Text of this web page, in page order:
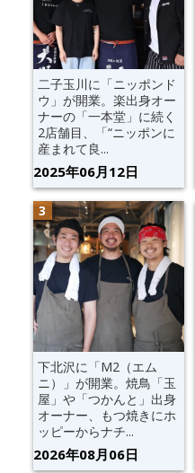
二子玉川に「ニッポンド
ウ」が開業。楽出身オー
ナーの「一本堂」に続く
2店舗目、「“ニッポンに
産まれて良...
2025年06月12日
下北沢に「M2（エム
ニ）」が開業。焼鳥「玉
屋」や「つかんと」出身
オーナー、もつ焼きにホ
ッピーからナチ...
2026年08月06日